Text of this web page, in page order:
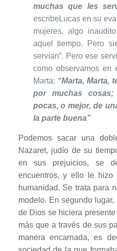
muchas que les
escribeLucas en su
mujeres, algo
aquel tiempo. Pero
servían”. Pero ese
como observamos en
Marta: “Marta, Marta,
por muchas
pocas, o mejor, de
la parte buena”
Podemos sacar una
Nazaret, judío de su
en sus prejuicios, se
encuentros, y ello le hizo
humanidad. Se trata para
modelo. En segundo
de Dios se hiciera
más que a través de sus
manera encarnada, es